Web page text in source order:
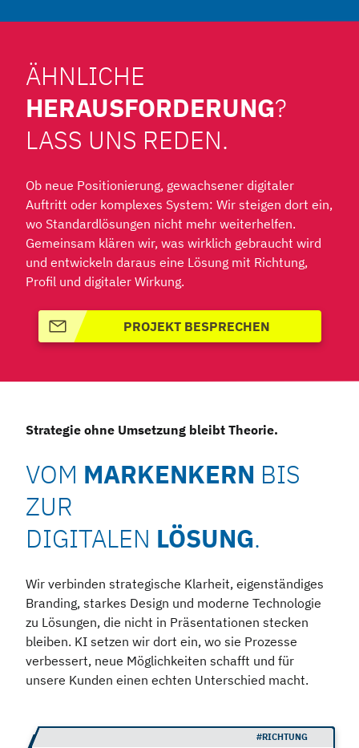
ÄHNLICHE
HERAUSFORDERUNG?
LASS UNS REDEN.
Ob neue Positionierung, gewachsener digitaler
Auftritt oder komplexes System: Wir steigen dort ein,
wo Standardlösungen nicht mehr weiterhelfen.
Gemeinsam klären wir, was wirklich gebraucht wird
und entwickeln daraus eine Lösung mit Richtung,
Profil und digitaler Wirkung.
PROJEKT BESPRECHEN
Strategie ohne Umsetzung bleibt Theorie.
VOM MARKENKERN BIS
ZUR
DIGITALEN LÖSUNG.
Wir verbinden strategische Klarheit, eigenständiges
Branding, starkes Design und moderne Technologie
zu Lösungen, die nicht in Präsentationen stecken
bleiben. KI setzen wir dort ein, wo sie Prozesse
verbessert, neue Möglichkeiten schafft und für
unsere Kunden einen echten Unterschied macht.
#RICHTUNG